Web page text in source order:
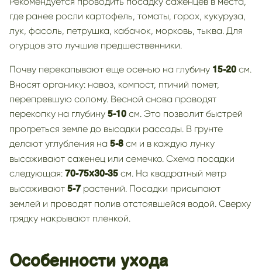
где ранее росли картофель, томаты, горох, кукуруза,
лук, фасоль, петрушка, кабачок, морковь, тыква. Для
огурцов это лучшие предшественники.
Почву перекапывают еще осенью на глубину 15-20 см.
Вносят органику: навоз, компост, птичий помет,
перепревшую солому. Весной снова проводят
перекопку на глубину 5-10 см. Это позволит быстрей
прогреться земле до высадки рассады. В грунте
делают углубления на 5-8 см и в каждую лунку
высаживают саженец или семечко. Схема посадки
следующая: 70-75х30-35 см. На квадратный метр
высаживают 5-7растений. Посадки присыпают
землей и проводят полив отстоявшейся водой. Сверху
грядку накрывают пленкой.
Особенности ухода